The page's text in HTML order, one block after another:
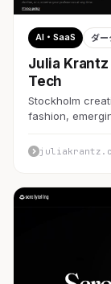
AI・SaaS ダー
Julia
Tech
Stockholm
fashion,